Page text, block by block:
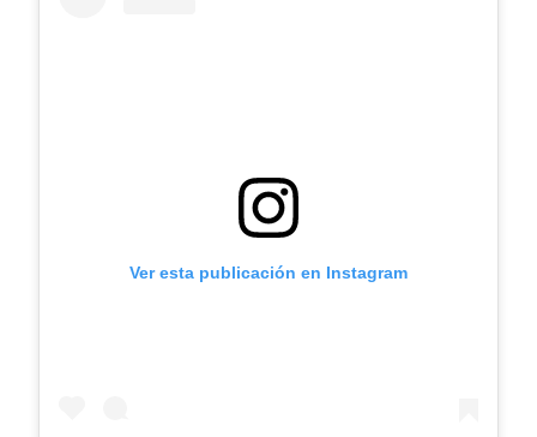
Ver esta publicación en Instagram